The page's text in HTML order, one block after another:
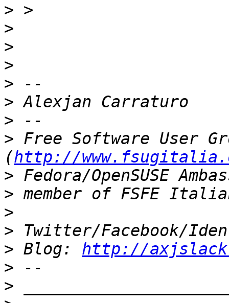
>
>
>
>
>
>
>
> Free Software User
(http://
>
>
>
>
> Blog: http://
>
>